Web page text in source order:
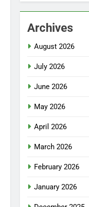
Archives
August 2026
July 2026
June 2026
May 2026
April 2026
March 2026
February 2026
January 2026